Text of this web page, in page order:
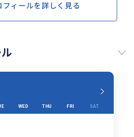
フィールを詳しく見る
WED THU FRI SAT